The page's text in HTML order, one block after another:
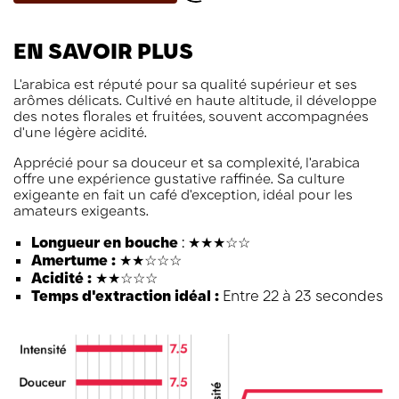
EN SAVOIR PLUS
L'arabica est réputé pour sa qualité supérieur et ses
arômes délicats. Cultivé en haute altitude, il développe
des notes florales et fruitées, souvent accompagnées
d'une légère acidité.
Apprécié pour sa douceur et sa complexité, l'arabica
offre une expérience gustative raffinée. Sa culture
exigeante en fait un café d'exception, idéal pour les
amateurs exigeants.
Longueur en bouche : ★★★☆☆
Amertume : ★★☆☆☆
Acidité : ★★☆☆☆
Temps d'extraction idéal : Entre 22 à 23 secondes